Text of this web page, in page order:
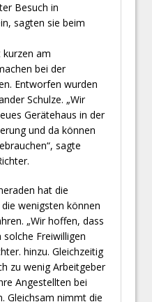
Besuch in
sagten sie beim
kurzen am
bei der
Entworfen wurden
Schulze. „Wir
Gerätehaus in der
und da können
sagte
hat die
wenigsten können
„Wir hoffen, dass
Freiwilligen
hinzu. Gleichzeitig
zu wenig Arbeitgeber
Angestellten bei
Gleichsam nimmt die